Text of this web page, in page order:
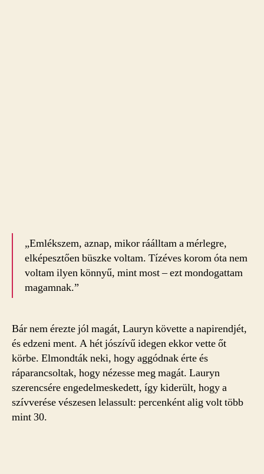
„Emlékszem, aznap, mikor ráálltam a mérlegre,
elképesztően büszke voltam. Tízéves korom óta nem
voltam ilyen könnyű, mint most – ezt mondogattam
magamnak.”
Bár nem érezte jól magát, Lauryn követte a napirendjét,
és edzeni ment. A hét jószívű idegen ekkor vette őt
körbe. Elmondták neki, hogy aggódnak érte és
ráparancsoltak, hogy nézesse meg magát. Lauryn
szerencsére engedelmeskedett, így kiderült, hogy a
szívverése vészesen lelassult: percenként alig volt több
mint 30.